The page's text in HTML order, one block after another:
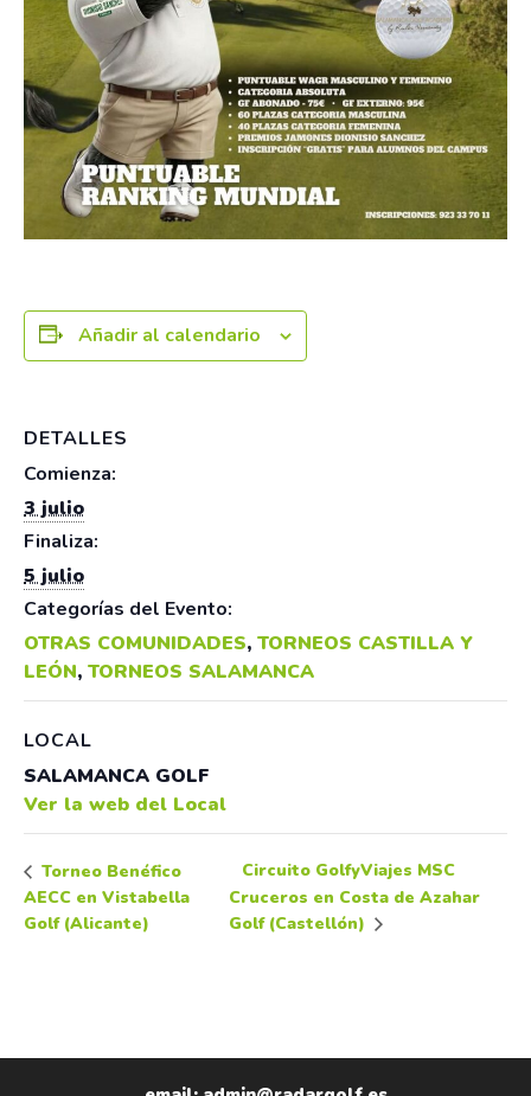
Añadir al calendario
DETALLES
Comienza:
3 julio
Finaliza:
5 julio
Categorías del Evento:
OTRAS COMUNIDADES, TORNEOS CASTILLA Y
LEÓN, TORNEOS SALAMANCA
LOCAL
SALAMANCA GOLF
Ver la web del Local
Torneo Benéfico
AECC en Vistabella
Golf (Alicante)
Circuito GolfyViajes MSC
Cruceros en Costa de Azahar
Golf (Castellón)